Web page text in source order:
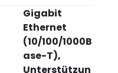
Gigabit
Ethernet
(10/100/1000B
ase-T),
Unterstützun